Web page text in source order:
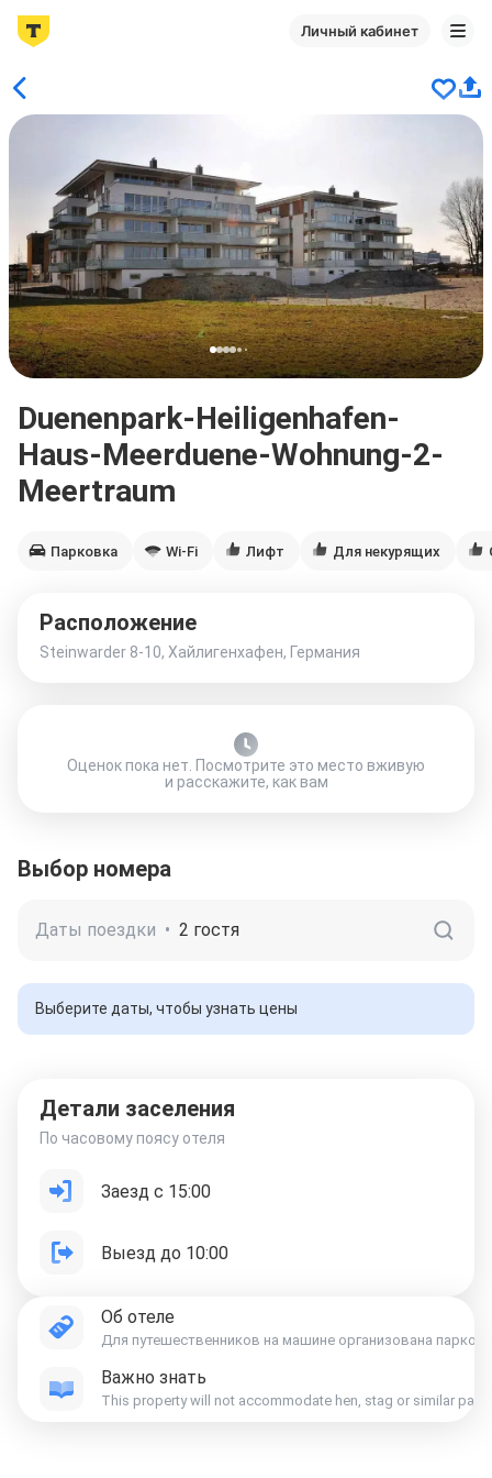
Личный кабинет
Duenenpark-Heiligenhafen-
Haus-Meerduene-Wohnung-2-
Meertraum
Парковка Wi-Fi Лифт Для некурящих
Расположение
Steinwarder 8-10, Хайлигенхафен, Германия
Оценок пока нет. Посмотрите это место вживую
и расскажите, как вам
Выбор номера
Даты поездки • 2 гостя
Выберите даты, чтобы узнать цены
Детали заселения
По часовому поясу отеля
Заезд с 15:00
Выезд до 10:00
Об отеле
Для путешественников на машине организована
Важно знать
This property will not accommodate hen, stag or similar